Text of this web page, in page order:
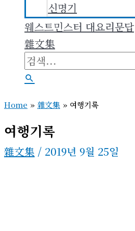
신명기
웨스트민스터 대요리문답
雜文集
검
색
상
Home » 雜文集 » 여행기록
여행기록
雜文集 / 2019년 9월 25일